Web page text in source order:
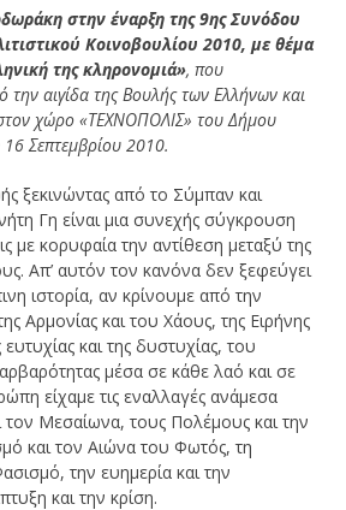
στην έναρξη της 9ης Συνόδου
Κοινοβουλίου 2010, με θέμα
της κληρονομιά», που
την αιγίδα της Βουλής των Ελλήνων και
χώρο «ΤΕΧΝΟΠΟΛΙΣ» του Δήμου
Σεπτεμβρίου 2010.
ξεκινώντας από το Σύμπαν και
Γη είναι μια συνεχής σύγκρουση
με κορυφαία την αντίθεση μεταξύ της
Απ’ αυτόν τον κανόνα δεν ξεφεύγει
ιστορία, αν κρίνουμε από την
Αρμονίας και του Χάους, της Ειρήνης
και της δυστυχίας, του
μέσα σε κάθε λαό και σε
είχαμε τις εναλλαγές ανάμεσα
τον Μεσαίωνα, τους Πολέμους και την
και τον Αιώνα του Φωτός, τη
την ευημερία και την
και την κρίση.